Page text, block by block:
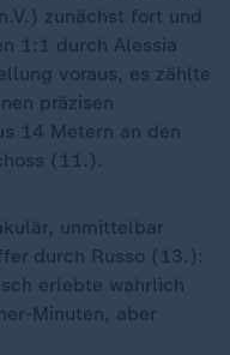
zunächst fort und
1:1 durch Alessia
voraus, es zählte
präzisen
14 Metern an den
(11.).
unmittelbar
durch Russo (13.):
erlebte wahrlich
Minuten, aber